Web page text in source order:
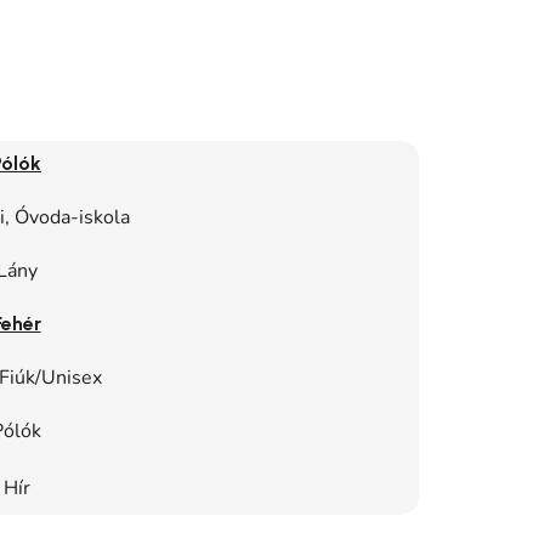
Óvoda-iskola
Unisex
Hír